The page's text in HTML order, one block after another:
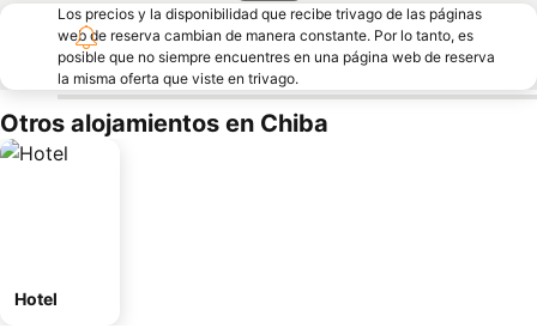
Los precios y la disponibilidad que recibe trivago de las páginas
web de reserva cambian de manera constante. Por lo tanto, es
posible que no siempre encuentres en una página web de reserva
la misma oferta que viste en trivago.
Otros alojamientos en Chiba
Hotel